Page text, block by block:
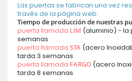
Las puertas se fabrican una vez
través de la página web.
Tiempo de producción de nuestras
puerta llamada LIM (aluminio) - la
semanas
puerta llamada STA (acero
tarda 3 semanas
puerta llamada FARGO (acero
tarda 8 semanas